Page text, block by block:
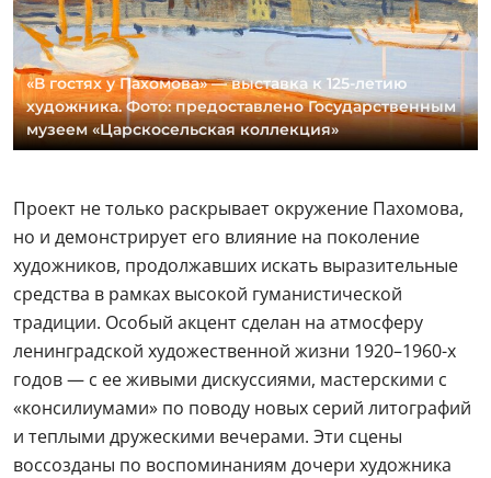
«В гостях у Пахомова» — выставка к 125-летию
художника. Фото: предоставлено Государственным
музеем «Царскосельская коллекция»
Проект не только раскрывает окружение Пахомова,
но и демонстрирует его влияние на поколение
художников, продолжавших искать выразительные
средства в рамках высокой гуманистической
традиции. Особый акцент сделан на атмосферу
ленинградской художественной жизни 1920–1960-х
годов — с ее живыми дискуссиями, мастерскими с
«консилиумами» по поводу новых серий литографий
и теплыми дружескими вечерами. Эти сцены
воссозданы по воспоминаниям дочери художника